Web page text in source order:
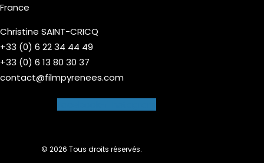
France
Christine SAINT-CRICQ
+33 (0) 6 22 34 44 49
+33 (0) 6 13 80 30 37
contact@filmpyrenees.com
© 2026 Tous droits réservés.